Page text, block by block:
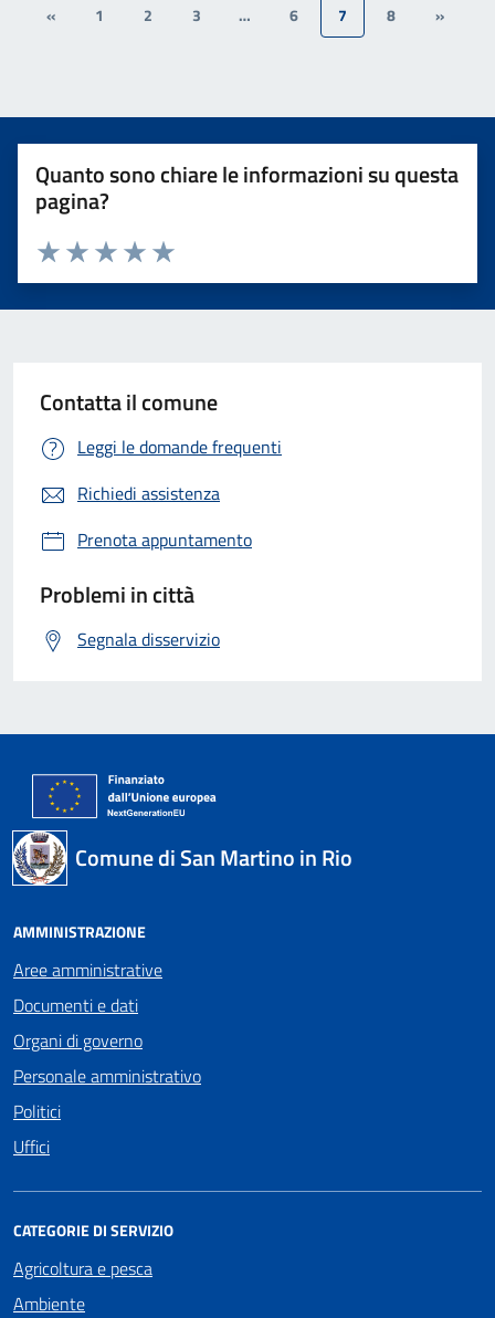
« 1 2 3 … 6 7 8 »
Quanto sono chiare le informazioni su questa
pagina?
Valuta 5 stelle su 5
Valuta 4 stelle su 5
Valuta 3 stelle su 5
Valuta 2 stelle su 5
Valuta 1 stelle su 5
Contatta il comune
Leggi le domande frequenti
Richiedi assistenza
Prenota appuntamento
Problemi in città
Segnala disservizio
Comune di San Martino in Rio
AMMINISTRAZIONE
Aree amministrative
Documenti e dati
Organi di governo
Personale amministrativo
Politici
Uffici
CATEGORIE DI SERVIZIO
Agricoltura e pesca
Ambiente